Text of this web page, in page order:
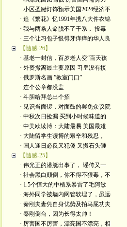
· 小区圣诞灯饰预示美国2024经济不
· 追《繁花》忆1991年携八大件衣锦
· 我与两条人命脱不了干系， 投毒
· 三个让习包子恨得牙痒痒的华人良
【隨感-26】
· 基老一封信，百岁老人变“百天孩
· 外资撤离最主要原因 习皇没有接
· 俄罗斯名画 ”教室门口”
· 连个公章都没盖
· 斗胆给拜总出个招
· 见识当面锣，对面鼓的罢免众议院
· 中秋次日捡漏 买到小时候味道的
· 中美欧读博：大陆最易 美国最难
· 大陆留学生读博的艰辛和残忍，
· 国人逢日必反又犯傻 又搬石头砸
【隨感-25】
· 伟光正的潜艇出事了， 谣传又一
· 社会黑白颠倒，你不得不狠毒，不
· 1.5个恒大的中植系暴雷了毛阿敏
· 海外同学被墙内网管软埋了，虽远
· 秦刚夫妻凭自身优势及拍马屁功夫
· 秦刚倒台，因为长得太帅！
· 厉害国不厉害，漂亮国不漂亮，相